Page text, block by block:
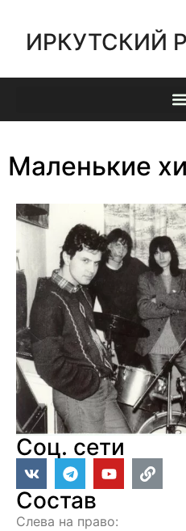
ИРКУТСКИЙ
Маленькие
Соц. сети
Состав
Слева на право: